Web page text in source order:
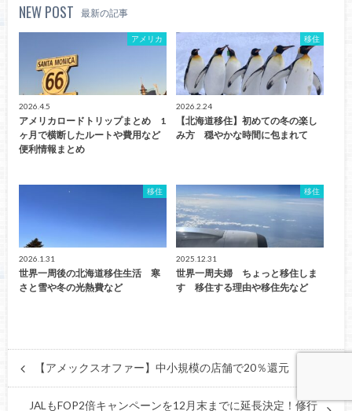
NEW POST 最新の記事
アメリカ
2026.4.5
アメリカロードトリップまとめ 1
ヶ月で横断したルートや費用など
便利情報まとめ
移住
2026.2.24
【北海道移住】初めての冬の楽し
み方 穏やかな時間に包まれて
移住
2026.1.31
世界一周後の北海道移住生活 寒
さと雪や冬の光熱費など
移住
2025.12.31
世界一周夫婦 ちょっと移住しま
す 移住する理由や移住先など
【アメックスオファー】中小規模の店舗で20％還元
JALもFOP2倍キャンペーンを12月末までに延長決定！修行